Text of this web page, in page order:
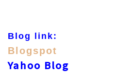
Blog link:
Blogspot
Yahoo Blog